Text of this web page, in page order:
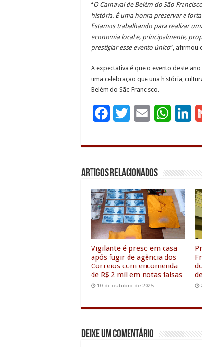
“O Carnaval de Belém do São
história. É uma honra preservar e
Estamos trabalhando para realizar
economia local e, principalmente,
prestigiar esse evento único“, afirmou
A expectativa é que o evento deste
uma celebração que una história,
Belém do São Francisco.
c
b
o
o
k
i
t
e
r
a
l
a
s
A
p
p
n
e
d
n
Artigos Relacionados
Vigilante é preso em casa
após fugir de agência dos
Correios com encomenda
de R$ 2 mil em notas falsas
10 de outubro de 2025
Deixe um comentário